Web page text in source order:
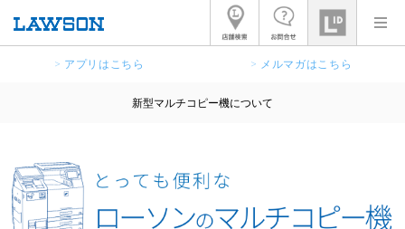
> アプリはこちら > メルマガはこちら
新型マルチコピー機について